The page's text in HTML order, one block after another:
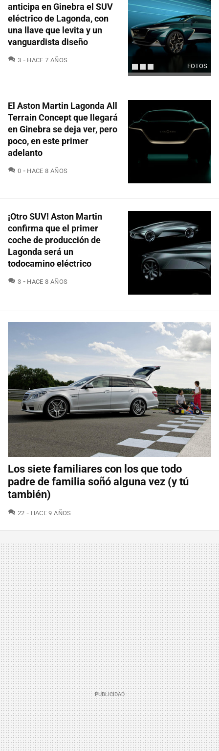
FOTOS
anticipa en Ginebra el SUV
eléctrico de Lagonda, con
una llave que levita y un
vanguardista diseño
3 COMENTARIOS
HACE 7 AÑOS
El Aston Martin Lagonda All
Terrain Concept que llegará
en Ginebra se deja ver, pero
poco, en este primer
adelanto
0 COMENTARIOS
HACE 8 AÑOS
¡Otro SUV! Aston Martin
confirma que el primer
coche de producción de
Lagonda será un
todocamino eléctrico
3 COMENTARIOS
HACE 8 AÑOS
Los siete familiares con los que todo
padre de familia soñó alguna vez (y tú
también)
22 COMENTARIOS
HACE 9 AÑOS